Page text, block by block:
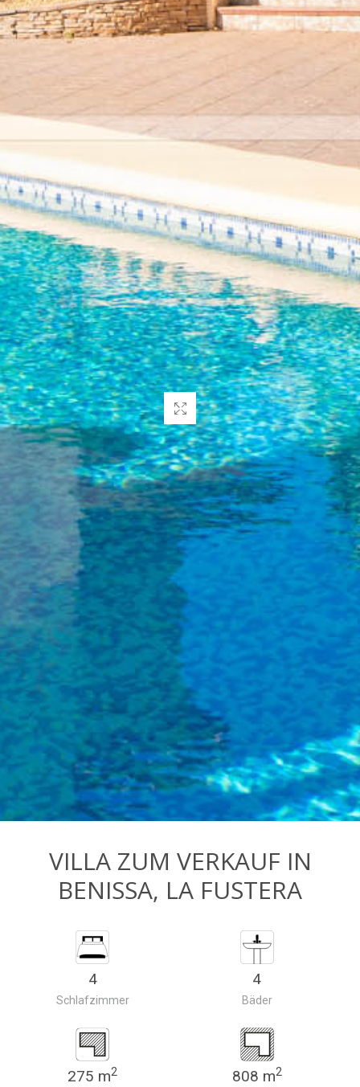
VILLA ZUM VERKAUF IN
BENISSA, LA FUSTERA
4
Schlafzimmer
4
Bäder
275 m2 808 m2